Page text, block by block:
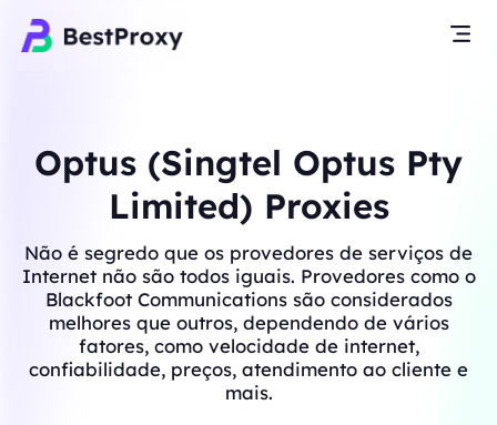
Optus (Singtel Optus Pty
Limited) Proxies
Não é segredo que os provedores de serviços de
Internet não são todos iguais. Provedores como o
Blackfoot Communications são considerados
melhores que outros, dependendo de vários
fatores, como velocidade de internet,
confiabilidade, preços, atendimento ao cliente e
mais.